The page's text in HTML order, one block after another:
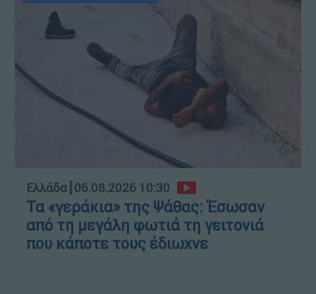
Ελλάδα┋06.08.2026 10:30
Τα «γεράκια» της Ψάθας: Έσωσαν
από τη μεγάλη φωτιά τη γειτονιά
που κάποτε τους έδιωχνε